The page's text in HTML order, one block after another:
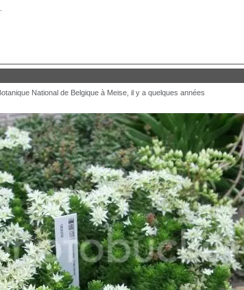
National de Belgique à Meise, il y a quelques années